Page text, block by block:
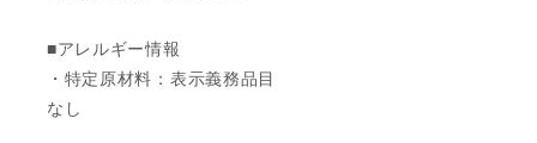
■アレルギー情報
・特定原材料：表示義務品目
なし